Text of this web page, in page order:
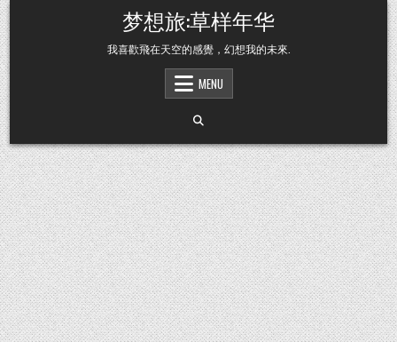
Skip to content 梦想旅:草样年华
我喜歡飛在天空的感覺，幻想我的未來.
MENU